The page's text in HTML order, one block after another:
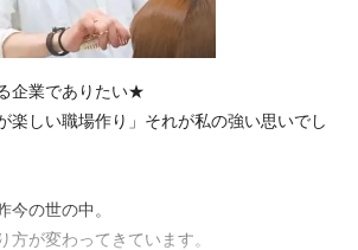
企業でありたい★
楽しい職場作り」それが私の強い思いでし
今の世の中。
方が変わってきています。